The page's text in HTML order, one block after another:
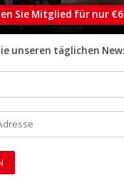
Sie Mitglied für nur
unseren täglichen